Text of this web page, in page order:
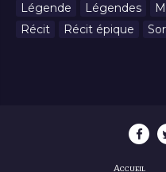
Légende
Légendes
Récit
Récit épique
Accueil